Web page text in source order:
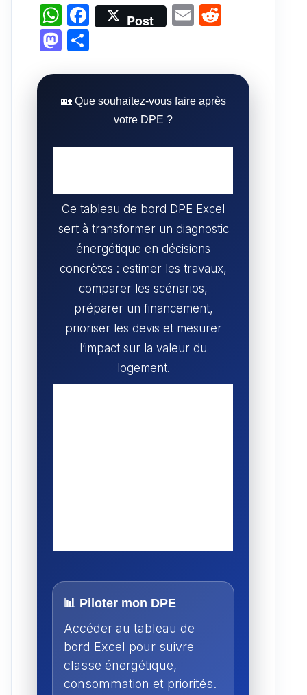
W
h
at
s
A
p
F
a
e
b
o
Post
E
l
di
t
M
o
o
g
🏡 Que souhaitez-vous faire après
votre DPE ?
Ce tableau de bord DPE Excel
sert à transformer un diagnostic
énergétique en décisions
concrètes : estimer les travaux,
comparer les scénarios,
préparer un financement,
prioriser les devis et mesurer
l’impact sur la valeur du
logement.
📊 Piloter mon DPE
Accéder au tableau de
bord Excel pour suivre
classe énergétique,
consommation et priorités.